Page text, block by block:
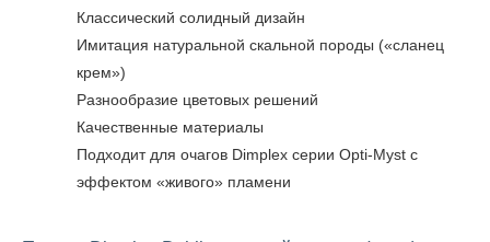
Классический солидный дизайн
Имитация натуральной скальной породы («сланец
крем»)
Разнообразие цветовых решений
Качественные материалы
Подходит для очагов Dimplex серии Opti-Myst с
эффектом «живого» пламени